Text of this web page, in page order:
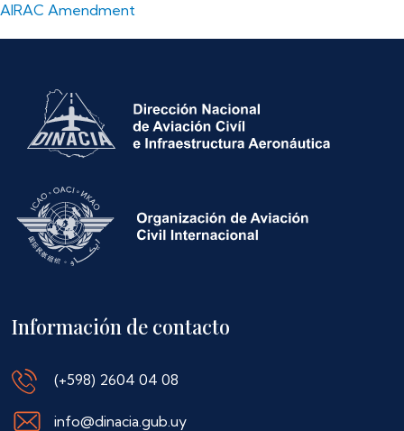
AIRAC Amendment
Información de contacto
(+598) 2604 04 08
info@dinacia.gub.uy